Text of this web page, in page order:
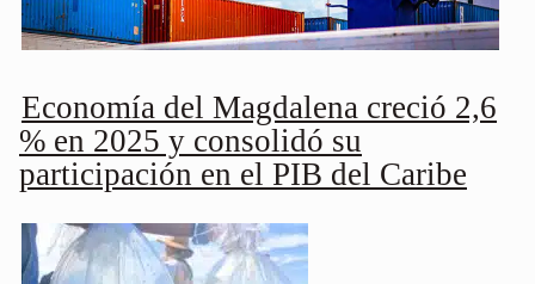
Economía del Magdalena creció 2,6
% en 2025 y consolidó su
participación en el PIB del Caribe